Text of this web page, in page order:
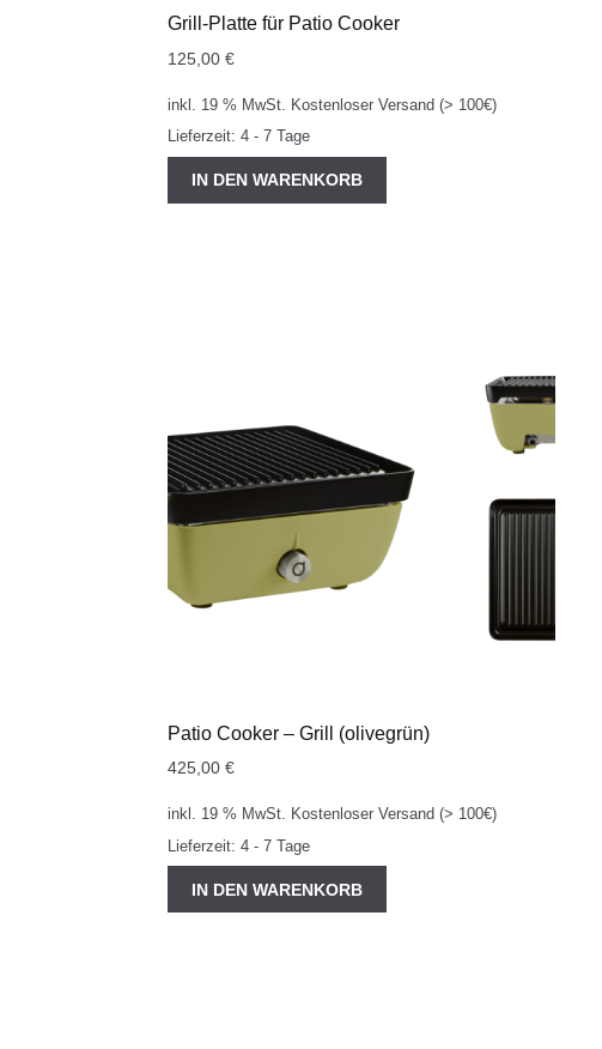
Grill-Platte für Patio Cooker
125,00€
inkl. 19 % MwSt. Kostenloser Versand (> 100€)
Lieferzeit:4 - 7 Tage
IN DEN WARENKORB
Patio Cooker – Grill (olivegrün)
425,00€
inkl. 19 % MwSt. Kostenloser Versand (> 100€)
Lieferzeit:4 - 7 Tage
IN DEN WARENKORB